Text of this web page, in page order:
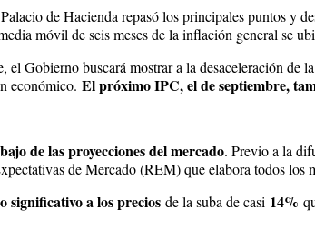
de Hacienda repasó los principales puntos y
móvil de seis meses de la inflación general se
el Gobierno buscará mostrar a la desaceleración de
económico. El próximo IPC, el de septiembre,
de las proyecciones del mercado. Previo a la
de Mercado (REM) que elabora todos los
significativo a los precios de la suba de casi 14%